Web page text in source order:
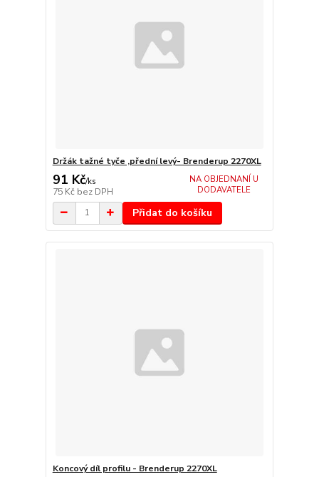
Držák tažné tyče ,přední levý- Brenderup 2270XL
91 Kč/ks
75 Kč bez DPH
NA OBJEDNANÍ U
DODAVATELE
Přidat do košíku
Koncový díl profilu - Brenderup 2270XL